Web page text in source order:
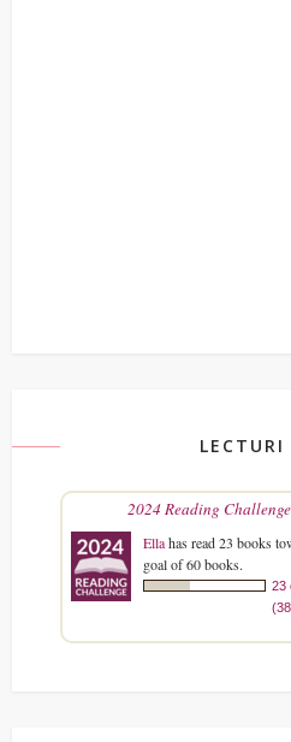
2024 Reading Challenge
Ellahas read 23 books
goal of 60 books.
23